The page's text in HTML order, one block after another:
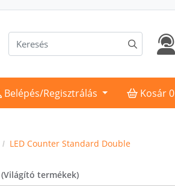
Belépés/Regisztrálás
Belépés/Regisztrálás Kosár
Kosár0
LED Counter Standard Double
(Világító termékek)